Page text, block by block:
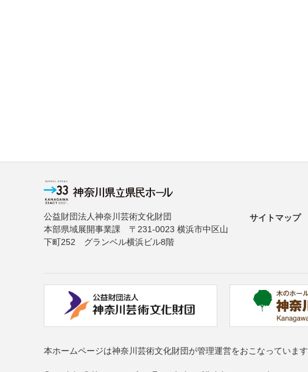
公益財団法人神奈川芸術文化財団
本部県域展開事業課 〒231-0023 横浜市中区山
下町252 グランベル横浜ビル8階
サイトマップ
本ホームページは神奈川芸術文化財団が管理運営をおこなっています